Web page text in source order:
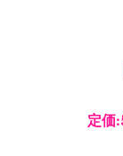
定価